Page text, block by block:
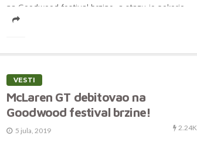
na Goodwood festival brzine, a stazu je pokorio
“brzo i tiho”. Ovaj...
VESTI
McLaren GT debitovao na
Goodwood festival brzine!
5 jula, 2019 2.24K